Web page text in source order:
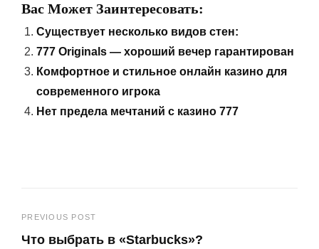
Вас Может Заинтересовать:
Существует несколько видов стен:
777 Originals — хороший вечер гарантирован
Комфортное и стильное онлайн казино для
современного игрока
Нет предела мечтаний с казино 777
Навигация
PREVIOUS POST
Что выбрать в «Starbucks»?